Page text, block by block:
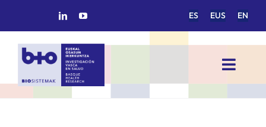
ES EUS EN
Toggle
INICIO